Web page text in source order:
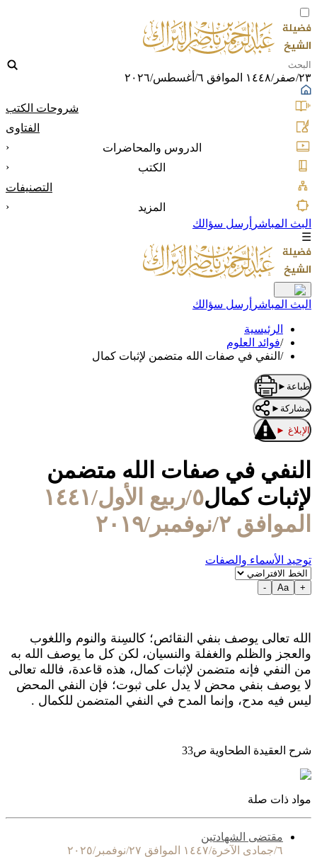
٢٣/صفر/١٤٤٨ الموافق ٦/أغسطس/٢٠٢٦
شروحات الكتب
الفتاوى
الدروس والمحاضرات
‹
الكتب
‹
التصنيفات
المزيد
‹
البث المباشر أرسل سؤالك
☰
البث المباشر أرسل سؤالك
الرئيسية
/فوائد العلوم
/ النفي في صفات الله متضمن لإثبات كمال
طباعة ►
مشاركة ►
الإبلاغ ►
النفي في صفات الله متضمن
لإثبات كمال
٥/ربيع الأول/١٤٤١
الموافق ٢/نوفمبر/٢٠١٩
توحيد الأسماء والصفات
+
Aa
-
الله تعالى يوصف بنفي النقائص؛ كالسِنة والنوم واللغوب
والعجز والظلم والغفلة والنسيان، لكن كل ما يوصف الله به
من النفي فإنه متضمن لإثبات كمال، هذه قاعدة، فالله تعالى
لا يوصف بنفي محض لا يدل على ثبوت؛ فإن النفي المحض
ليس فيه مدح، وإنما المدح في النفي المتضمن للكمال .
شرح العقيدة الطحاوية ص33
مواد ذات صلة
مقتضى الشهادتين
٦/جمادى الآخرة/١٤٤٧ الموافق ٢٧/نوفمبر/٢٠٢٥